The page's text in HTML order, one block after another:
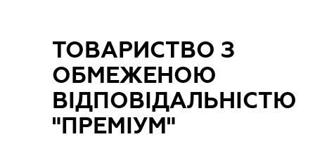
ТОВАРИСТВО З
ОБМЕЖЕНОЮ
ВІДПОВІДАЛЬНІСТЮ
"ПРЕМІУМ"